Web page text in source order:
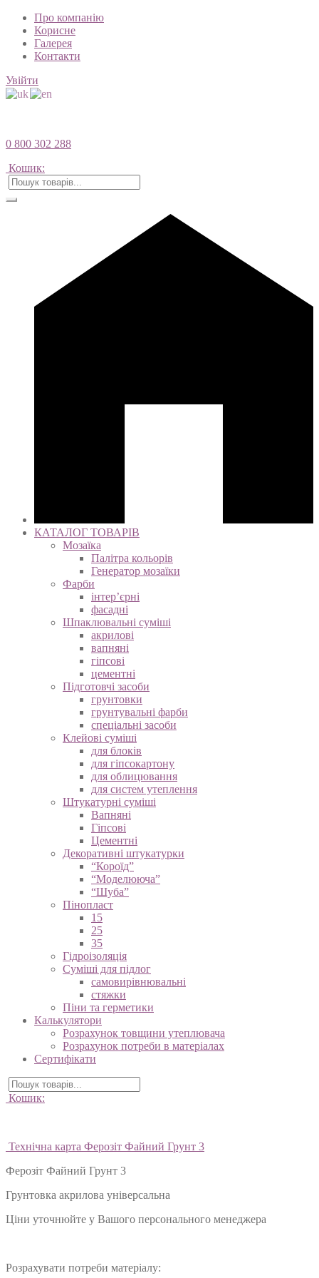
Про компанію
Корисне
Галерея
Контакти
Увійти
0 800 302 288
Кошик:
КАТАЛОГ ТОВАРІВ
Мозаїка
Палітра кольорів
Генератор мозаїки
Фарби
інтер’єрні
фасадні
Шпаклювальні суміші
акрилові
вапняні
гіпсові
цементні
Підготовчі засоби
грунтовки
грунтувальні фарби
спеціальні засоби
Клейові суміші
для блоків
для гіпсокартону
для облицювання
для систем утеплення
Штукатурні суміші
Вапняні
Гіпсові
Цементні
Декоративні штукатурки
“Короїд”
“Моделююча”
“Шуба”
Пінопласт
15
25
35
Гідроізоляція
Суміші для підлог
самовирівнювальні
стяжки
Піни та герметики
Калькулятори
Розрахунок товщини утеплювача
Розрахунок потреби в матеріалах
Сертифікати
Кошик:
Технічна карта Ферозіт Файний Грунт 3
Ферозіт Файний Грунт 3
Грунтовка акрилова універсальна
Ціни уточнюйте у Вашого персонального менеджера
Розрахувати потреби матеріалу: